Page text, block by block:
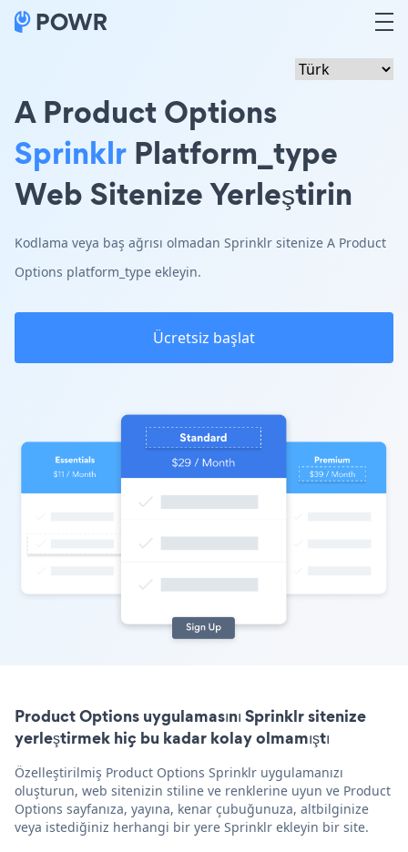
A Product Options
Sprinklr Platform_type
Web Sitenize Yerleştirin
Kodlama veya baş ağrısı olmadan Sprinklr sitenize A Product
Options platform_type ekleyin.
Ücretsiz başlat
Product Options uygulamasını Sprinklr sitenize
yerleştirmek hiç bu kadar kolay olmamıştı
Özelleştirilmiş Product Options Sprinklr uygulamanızı
oluşturun, web sitenizin stiline ve renklerine uyun ve Product
Options sayfanıza, yayına, kenar çubuğunuza, altbilginize
veya istediğiniz herhangi bir yere Sprinklr ekleyin bir site.